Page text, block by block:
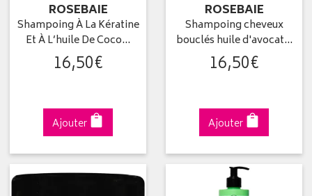
ROSEBAIE
Shampoing À La Kératine
Et À L’huile De Coco…
16,50€
Ajouter
ROSEBAIE
Shampoing cheveux
bouclés huile d'avocat…
16,50€
Ajouter